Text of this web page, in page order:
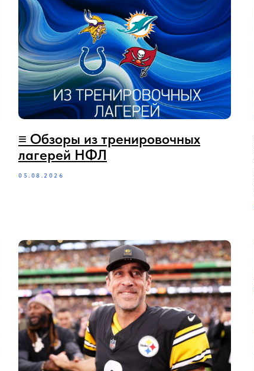
≡ Обзоры из тренировочных
лагерей НФЛ
05.08.2026